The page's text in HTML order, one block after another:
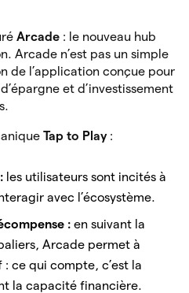
Arcade : le nouveau hub
Arcade n’est pas un simple
de l’application conçue pour
et d’investissement
Tap to Play:
les utilisateurs sont incités à
avec l’écosystème.
: en suivant la
Arcade permet à
ce qui compte, c’est la
la capacité financière.